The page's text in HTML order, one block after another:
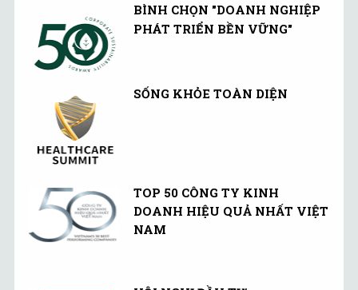
BÌNH CHỌN "DOANH NGHIỆP
PHÁT TRIỂN BỀN VỮNG"
SỐNG KHỎE TOÀN DIỆN
TOP 50 CÔNG TY KINH
DOANH HIỆU QUẢ NHẤT VIỆT
NAM